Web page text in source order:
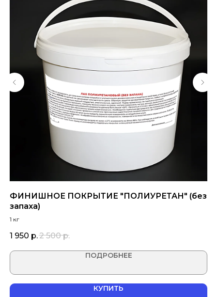
ФИНИШНОЕ ПОКРЫТИЕ "ПОЛИУРЕТАН" (без
запаха)
1 кг
1 950 р.2 500 р.
ПОДРОБНЕЕ
КУПИТЬ